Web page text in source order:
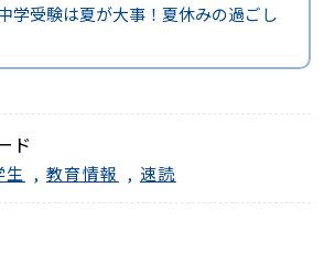
学受験は夏が大事！夏休みの過ごし
ド
生 , 教育情報 , 速読